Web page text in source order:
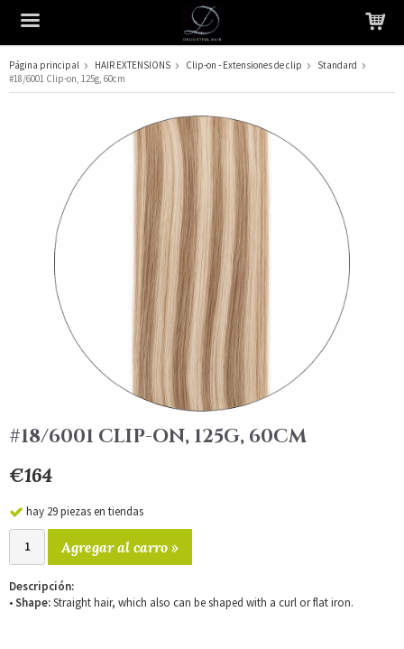
El producto ha sido añadido a su carrito
Página principal HAIR EXTENSIONS Clip-on - Extensiones de clip
Standard
#18/6001 Clip-on, 125g, 60cm
#18/6001 CLIP-ON, 125G, 60CM
€164
hay 29 piezas en tiendas
Agregar al carro »
Descripción:
•Shape:Straight hair, which also can be shaped with a curl or flat iron.